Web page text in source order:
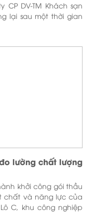
DV-TM Khách sạn
lại sau một thời gian
lường chất lượng
khởi công gói thầu
chất và năng lực của
C, khu công nghiệp